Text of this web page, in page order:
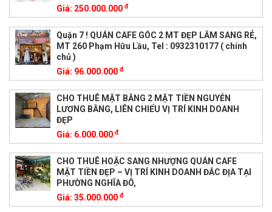
Giá: 250.000.000 đ
Quận 7 ! QUÁN CAFE GÓC 2 MT ĐẸP LẮM SANG RẺ,
MT 260 Phạm Hữu Lầu, Tel : 0932310177 ( chính
chủ )
Giá: 96.000.000 đ
CHO THUÊ MẶT BẰNG 2 MẶT TIỀN NGUYỄN
LƯƠNG BẰNG, LIÊN CHIỂU VỊ TRÍ KINH DOANH
ĐẸP
Giá: 6.000.000 đ
CHO THUÊ HOẶC SANG NHƯỢNG QUÁN CAFE
MẶT TIỀN ĐẸP – VỊ TRÍ KINH DOANH ĐẮC ĐỊA TẠI
PHƯỜNG NGHĨA ĐÔ,
Giá: 35.000.000 đ